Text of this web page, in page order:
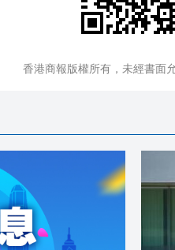
香港商報版權所有，未經書面